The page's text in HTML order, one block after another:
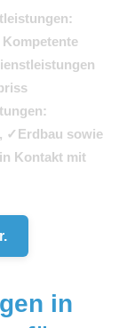
✓Erdbau sowie
Kontakt mit
in